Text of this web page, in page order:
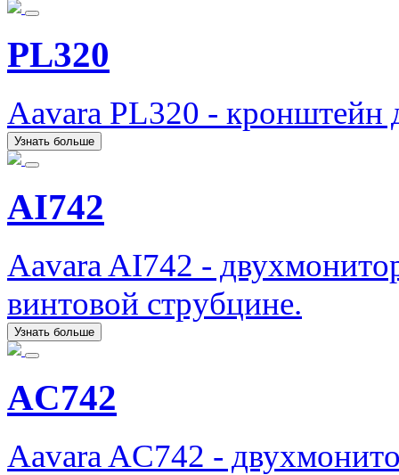
PL320
Aavara PL320 - кронштейн
Узнать больше
AI742
Aavara AI742 -
винтовой струбцине.
Узнать больше
AC742
Aavara AC742 -